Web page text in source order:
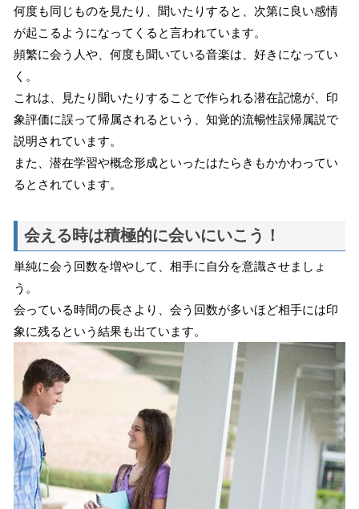
何度も同じものを見たり、聞いたりすると、次第に良い感情
が起こるようになってくると言われています。
頻繁に会う人や、何度も聞いている音楽は、好きになってい
く。
これは、見たり聞いたりすることで作られる潜在記憶が、印
象評価に誤って帰属されるという、知覚的流暢性誤帰属説で
説明されています。
また、潜在学習や概念形成といったはたらきもかかわってい
るとされています。
会える時は積極的に会いにいこう！
単純に会う回数を増やして、相手に自分を意識させましょ
う。
会っている時間の長さより、会う回数が多いほど相手には印
象に残るという結果も出ています。